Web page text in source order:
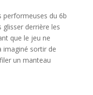
performeuses du 6b
derrière les
que le jeu ne
imaginé sortir de
un manteau